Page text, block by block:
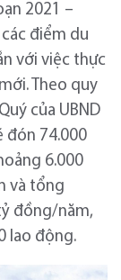
2021 –
điểm du
với việc thực
Theo quy
của UBND
đón 74.000
6.000
và tổng
đồng/năm,
lao động.